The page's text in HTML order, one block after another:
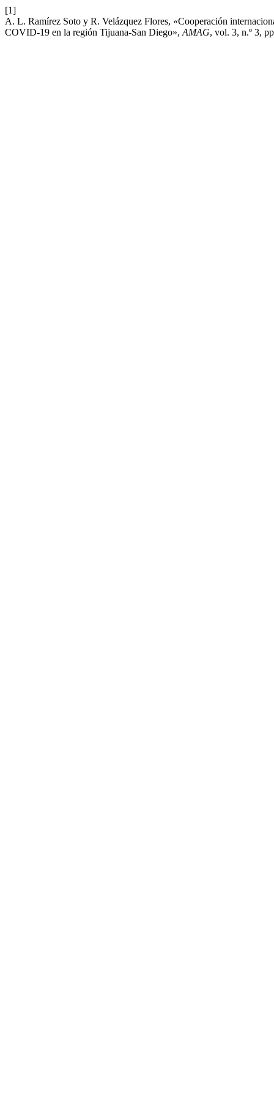
[1]
A. L. Ramírez Soto y R. Velázquez Flores, «Cooperación
COVID-19 en la región Tijuana-San Diego», AMAG, vol. 3, n.º 3,